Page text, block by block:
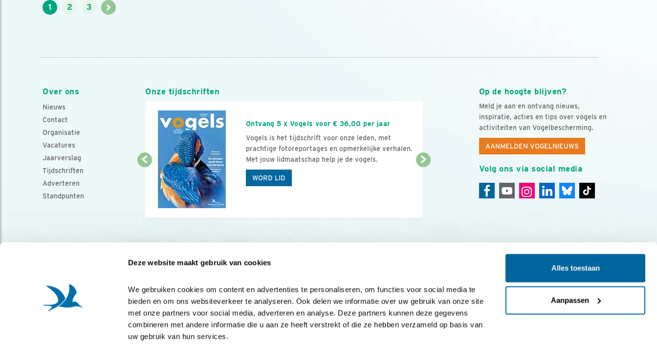
Deze website maakt gebruik van cookies
We gebruiken cookies om content en advertenties te personaliseren, om functies voor social media te
bieden en om ons websiteverkeer te analyseren. Ook delen we informatie over uw gebruik van onze site
met onze partners voor social media, adverteren en analyse. Deze partners kunnen deze gegevens
combineren met andere informatie die u aan ze heeft verstrekt of die ze hebben verzameld op basis van
uw gebruik van hun services.
Alles toestaan
Aanpassen
1 2 3 >
Over ons
Nieuws
Contact
Organisatie
Vacatures
Jaarverslag
Tijdschriften
Adverteren
Standpunten
Op de hoogte blijven?
Meld je aan en ontvang nieuws,
inspiratie, acties en tips over vogels en
activiteiten van Vogelbescherming.
AANMELDEN VOGELNIEUWS
Volg ons via social media
Onze tijdschriften
Ontvang 5 x Vogels voor € 36,00 per jaar
Vogels is het tijdschrift voor onze leden, met
prachtige fotoreportages en opmerkelijke verhalen.
Met jouw lidmaatschap help je de vogels.
WORD LID